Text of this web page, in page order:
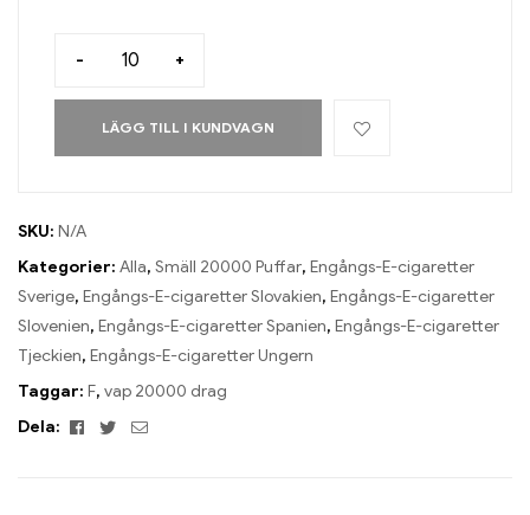
- +
LÄGG TILL I KUNDVAGN
SKU: N/A
Kategorier: Alla, Smäll 20000 Puffar, Engångs-E-cigaretter
Sverige, Engångs-E-cigaretter Slovakien, Engångs-E-cigaretter
Slovenien, Engångs-E-cigaretter Spanien, Engångs-E-cigaretter
Tjeckien, Engångs-E-cigaretter Ungern
Taggar: F, vap 20000 drag
Dela:
Facebook
Twitter
E-